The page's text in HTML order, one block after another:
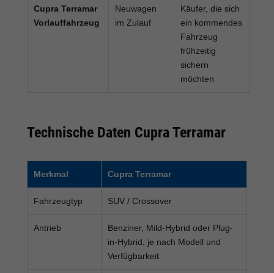
Cupra Terramar
Vorlauffahrzeug
Neuwagen
im Zulauf
Käufer, die sich
ein kommendes
Fahrzeug
frühzeitig
sichern
möchten
Technische Daten Cupra Terramar
Merkmal Cupra Terramar
Fahrzeugtyp SUV / Crossover
Antrieb
Benziner, Mild-Hybrid oder Plug-
in-Hybrid, je nach Modell und
Verfügbarkeit